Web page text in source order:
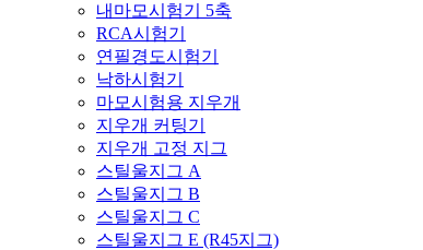
내마모시험기 5축
RCA시험기
연필경도시험기
낙하시험기
마모시험용 지우개
지우개 커팅기
지우개 고정 지그
스틸울지그 A
스틸울지그 B
스틸울지그 C
스틸울지그 E (R45지그)